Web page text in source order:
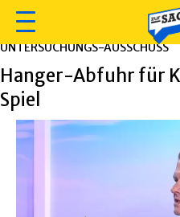
UNTERSUCHUNGS-AUSSCHUSS
Hanger-Abfuhr für
Spiel